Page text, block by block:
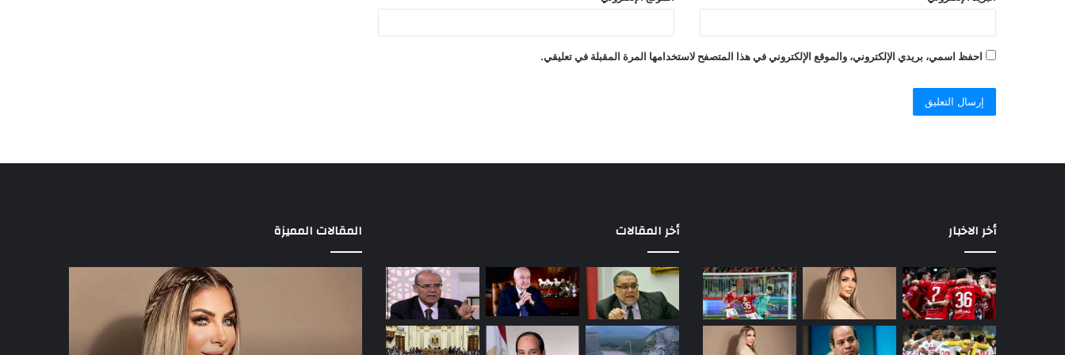
احفظ اسمي، بريدي الإلكتروني، والموقع الإلكتروني في هذا المتصفح لاستخدامها المرة المقبلة في تعليقي.
أخر الاخبار أخر المقالات المقالات المميزة
السيسي
يصدر
قرارًا
رئاسيًا
جديدًا
مباريات
الأهلي
في
الدوري
المصري